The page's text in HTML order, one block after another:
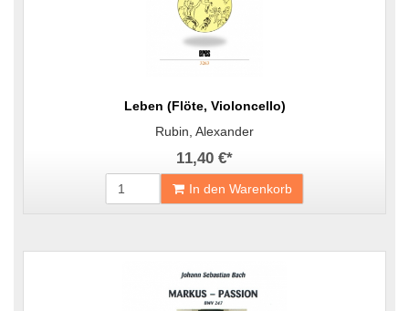
Leben (Flöte, Violoncello)
Rubin, Alexander
11,40 €*
In den Warenkorb